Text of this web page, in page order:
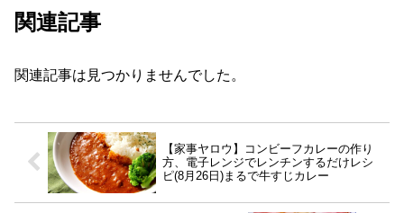
関連記事
関連記事は見つかりませんでした。
【家事ヤロウ】コンビーフカレーの作り
方、電子レンジでレンチンするだけレシ
ピ(8月26日)まるで牛すじカレー